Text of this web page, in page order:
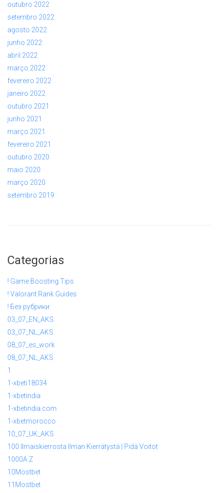
outubro 2022
setembro 2022
agosto 2022
junho 2022
abril 2022
março 2022
fevereiro 2022
janeiro 2022
outubro 2021
junho 2021
março 2021
fevereiro 2021
outubro 2020
maio 2020
março 2020
setembro 2019
Categorias
! Game Boosting Tips
! Valorant Rank Guides
! Без рубрики
03_07_EN_AKS
03_07_NL_AKS
08_07_es_work
08_07_NL_AKS
1
1-xbeti18034
1-xbetindia
1-xbetindia.com
1-xbetmorocco
10_07_UK_AKS
100 Ilmaiskierrosta Ilman Kierrätystä | Pidä Voitot
1000A Z
10Mostbet
11Mostbet